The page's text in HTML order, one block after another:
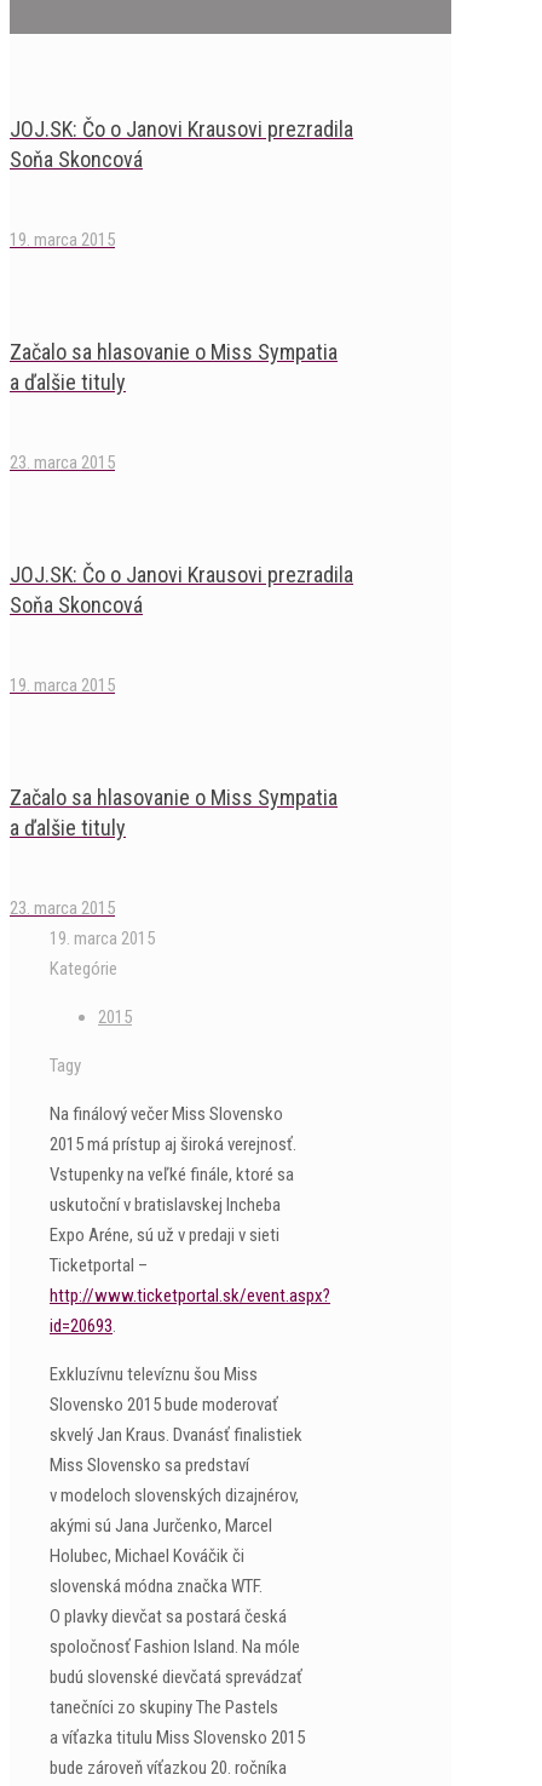
JOJ.SK: Čo o Janovi Krausovi prezradila
Soňa Skoncová
19. marca 2015
Začalo sa hlasovanie o Miss Sympatia
a ďalšie tituly
23. marca 2015
JOJ.SK: Čo o Janovi Krausovi prezradila
Soňa Skoncová
19. marca 2015
Začalo sa hlasovanie o Miss Sympatia
a ďalšie tituly
23. marca 2015
19. marca 2015
Kategórie
2015
Tagy
Na finálový večer Miss Slovensko
2015 má prístup aj široká verejnosť.
Vstupenky na veľké finále, ktoré sa
uskutoční v bratislavskej Incheba
Expo Aréne, sú už v predaji v sieti
Ticketportal –
http://www.ticketportal.sk/event.aspx?
id=20693.
Exkluzívnu televíznu šou Miss
Slovensko 2015 bude moderovať
skvelý Jan Kraus. Dvanásť finalistiek
Miss Slovensko sa predstaví
v modeloch slovenských dizajnérov,
akými sú Jana Jurčenko, Marcel
Holubec, Michael Kováčik či
slovenská módna značka WTF.
O plavky dievčat sa postará česká
spoločnosť Fashion Island. Na móle
budú slovenské dievčatá sprevádzať
tanečníci zo skupiny The Pastels
a víťazka titulu Miss Slovensko 2015
bude zároveň víťazkou 20. ročníka